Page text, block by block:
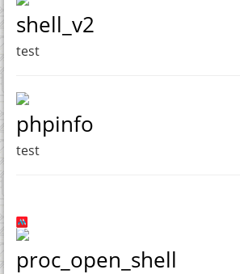
shell_v2
test
phpinfo
test
proc_open_shell